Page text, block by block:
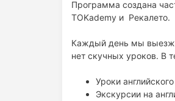
Программа создана
TOKademy и Рекалето.
Каждый день мы
нет скучных уроков. В
Уроки
Экскурсии на